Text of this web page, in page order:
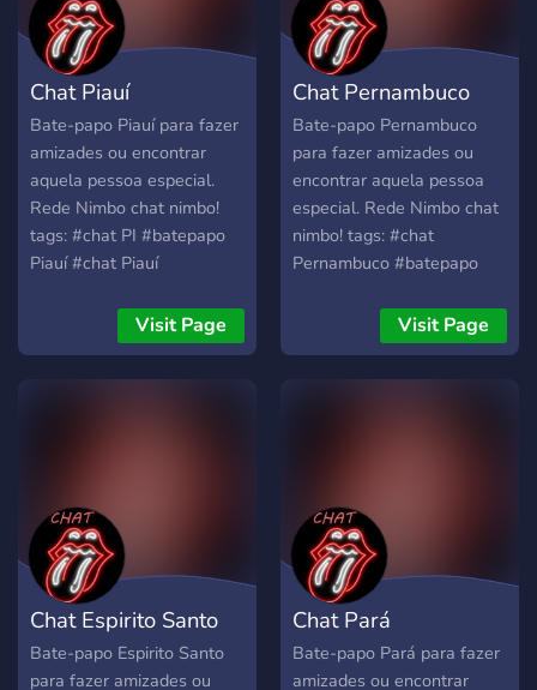
Chat Piauí
Bate-papo Piauí para fazer
amizades ou encontrar
aquela pessoa especial.
Rede Nimbo chat nimbo!
tags: #chat PI #batepapo
Piauí #chat Piauí
Piauí#amizade estado do
Piauí. #namoro Piauí #salas
de batepapo Piauí #melhor
Visit Page
Chat Pernambuco
Bate-papo Pernambuco
para fazer amizades ou
encontrar aquela pessoa
especial. Rede Nimbo chat
nimbo! tags: #chat
Pernambuco #batepapo
#batepapo PE #chat
Pernambuco #amizade
estado do Pernambuco
Visit Page
Chat Espirito Santo
Bate-papo Espirito Santo
para fazer amizades ou
Chat Pará
Bate-papo Pará para fazer
amizades ou encontrar